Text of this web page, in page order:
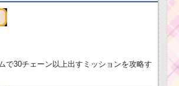
で30チェーン以上出すミッションを攻略す